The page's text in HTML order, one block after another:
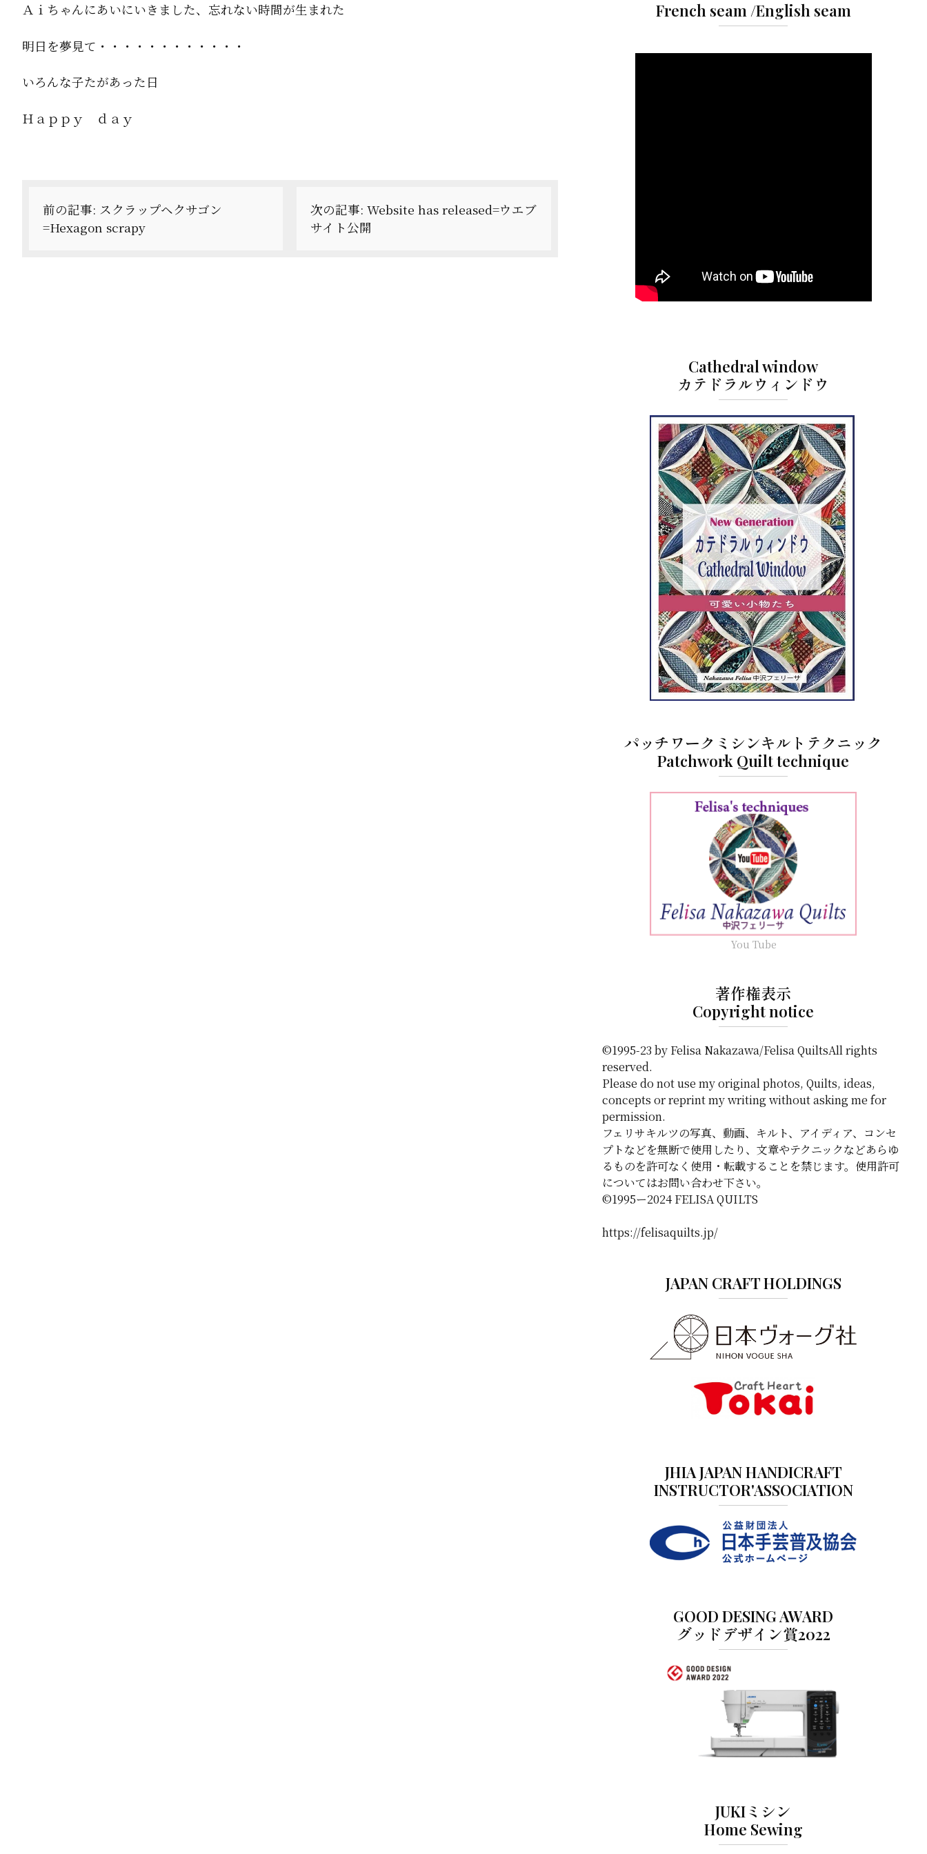
Ａｉちゃんにあいにいきました、忘れない時間が生まれた
明日を夢見て・・・・・・・・・・・・
いろんな子たがあった日
Ｈａｐｐｙ ｄａｙ
稿
ナ前の記事: スクラップヘクサゴン
=Hexagon scrapy
次の記事: Website has released=ウエブ
サイト公開
French seam /English seam
Cathedral window
カテドラルウィンドウ
パッチワークミシンキルトテクニック
Patchwork Quilt technique
You Tube
著作権表示
Copyright notice
©1995-23 by Felisa Nakazawa/Felisa QuiltsAll rights
reserved.
Please do not use my original photos, Quilts, ideas,
concepts or reprint my writing without asking me for
permission.
フェリサキルツの写真、動画、キルト、アイディア、コンセ
プトなどを無断で使用したり、文章やテクニックなどあらゆ
るものを許可なく使用・転載することを禁じます。使用許可
についてはお問い合わせ下さい。
©️1995ー2024 FELISA QUILTS
https://felisaquilts.jp/
JAPAN CRAFT HOLDINGS
JHIA JAPAN HANDICRAFT
INSTRUCTOR'ASSOCIATION
GOOD DESING AWARD
グッドデザイン賞2022
JUKIミシン
Home Sewing